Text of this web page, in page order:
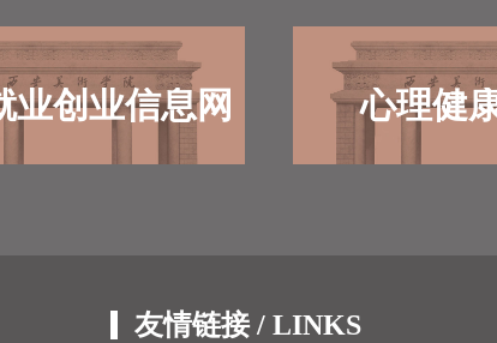
见》（国发〔2007〕13号）《国家教委关于
对普通高等学校经济困难学生减免学杂费有
关事项的通知》（教财〔1995〕30号）精
业创业信息网 心理健
友情链接 / LINKS